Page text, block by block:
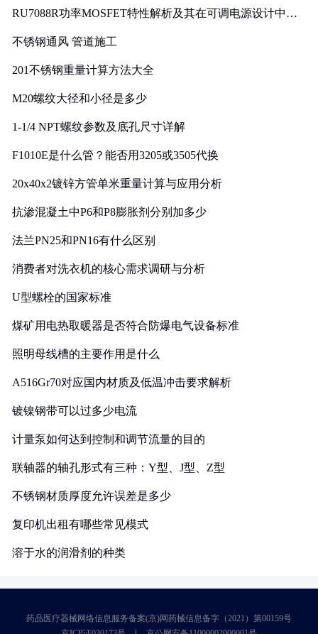
RU7088R功率MOSFET特性解析及其在可调电源设计中的
不锈钢通风 管道施工
201不锈钢重量计算方法大全
M20螺纹大径和小径是多少
1-1/4 NPT螺纹参数及底孔尺寸详解
F1010E是什么管？能否用3205或3505代换
20x40x2镀锌方管单米重量计算与应用分析
抗渗混凝土中P6和P8膨胀剂分别加多少
法兰PN25和PN16有什么区别
消费者对洗衣机的核心需求调研与分析
U型螺栓的国家标准
煤矿用电热取暖器是否符合防爆电气设备标准
照明母线槽的主要作用是什么
A516Gr70对应国内材质及低温冲击要求解析
镀镍钢带可以过多少电流
计量泵如何达到控制和调节流量的目的
联轴器的轴孔形式有三种：Y型、J型、Z型
不锈钢材质厚度允许误差是多少
复印机出租有哪些常见模式
溶于水的润滑剂的种类
药品医疗器械网络信息服务备案(京)网药械信息备字（2021）第00159号